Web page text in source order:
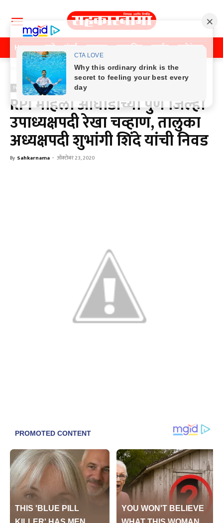
Home पुणे मुंबई महाराष्ट्र राजकीय क्राईम मनोरंजन
Home Previos News
Previos News
RPI महिला आघाडीच्या पुणे जिल्हा
उपाध्यक्षपदी रेखा चव्हाण, तालुका
अध्यक्षपदी शुभांगी शिंदे यांची निवड
By Sahkarnama - ऑक्टोबर 23, 2020